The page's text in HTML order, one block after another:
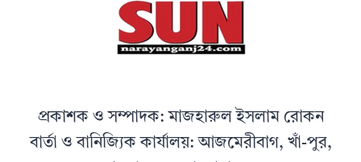
প্রকাশক ও সম্পাদক: মাজহারুল ইসলাম রোকন
বার্তা ও বানিজ্যিক কার্যালয়: আজমেরীবাগ, খাঁ-পুর,